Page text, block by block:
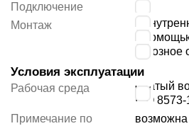
Подключение
Монтаж
с
с
сквозное
Условия эксплуатации
Рабочая среда
сжатый
ISO 8573-
Примечание по
возможна